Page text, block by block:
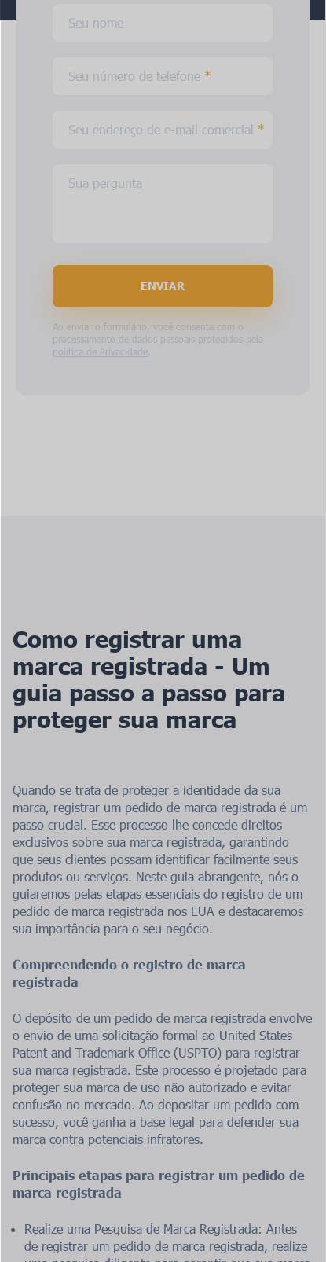
Seu nome
Seu número de telefone *
Seu endereço de e-mail comercial *
Sua pergunta
ENVIAR
Ao enviar o formulário, você consente com o
processamento de dados pessoais protegidos pela
política de Privacidade.
Como registrar uma
marca registrada - Um
guia passo a passo para
proteger sua marca
Quando se trata de proteger a identidade da sua
marca, registrar um pedido de marca registrada é um
passo crucial. Esse processo lhe concede direitos
exclusivos sobre sua marca registrada, garantindo
que seus clientes possam identificar facilmente seus
produtos ou serviços. Neste guia abrangente, nós o
guiaremos pelas etapas essenciais do registro de um
pedido de marca registrada nos EUA e destacaremos
sua importância para o seu negócio.
Compreendendo o registro de marca
registrada
O depósito de um pedido de marca registrada envolve
o envio de uma solicitação formal ao United States
Patent and Trademark Office (USPTO) para registrar
sua marca registrada. Este processo é projetado para
proteger sua marca de uso não autorizado e evitar
confusão no mercado. Ao depositar um pedido com
sucesso, você ganha a base legal para defender sua
marca contra potenciais infratores.
Principais etapas para registrar um pedido de
marca registrada
Realize uma Pesquisa de Marca Registrada: Antes
de registrar um pedido de marca registrada, realize